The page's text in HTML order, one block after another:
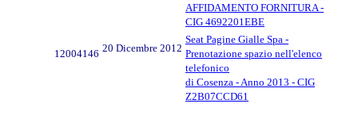
AFFIDAMENTO FORNITURA -
CIG 4692201EBE
12004146 20 Dicembre 2012
Seat Pagine Gialle Spa -
Prenotazione spazio nell'elenco
telefonico
di Cosenza - Anno 2013 - CIG
Z2B07CCD61